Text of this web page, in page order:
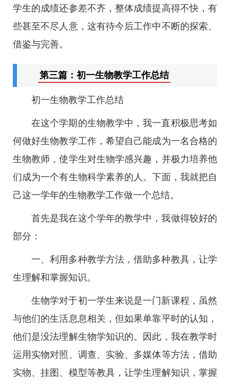
学生的成绩还参差不齐，整体成绩提高得不快，有
些甚至不尽人意，这有待今后工作中不断的探索、
借鉴与完善。
第三篇：初一生物教学工作总结
初一生物教学工作总结
在这个学期的生物教学中，我一直积极思考如
何做好生物教学工作，希望自己能成为一名合格的
生物教师，使学生对生物学感兴趣，并极力培养他
们成为一个有生物科学素养的人。下面，我就把自
己这一学年的生物教学工作做一个总结。
首先是我在这个学年的教学中，我做得较好的
部分：
一、利用多种教学方法，借助多种教具，让学
生理解和掌握知识。
生物学对于初一学生来说是一门新课程，虽然
与他们的生活息息相关，但如果单靠平时的认知，
他们是没法理解生物学知识的。因此，我在教学时
运用实物对照、调查、实验、多媒体等方法，借助
实物、挂图、模型等教具，让学生理解知识，掌握